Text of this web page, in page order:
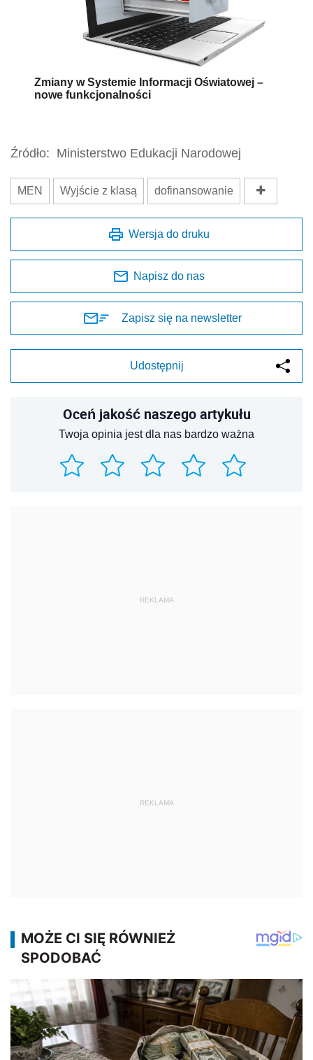
Zmiany w Systemie Informacji Oświatowej –
nowe funkcjonalności
Źródło: Ministerstwo Edukacji Narodowej
MEN Wyjście z klasą dofinansowanie
Wersja do druku
Napisz do nas
Zapisz się na newsletter
Udostępnij
Oceń jakość naszego artykułu
Twoja opinia jest dla nas bardzo ważna
REKLAMA
REKLAMA